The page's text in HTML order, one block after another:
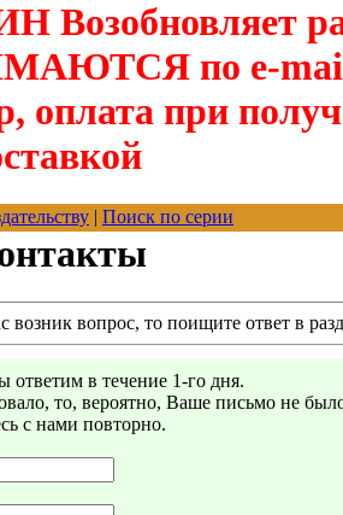
Возобновляет
по e-mail:
оплата при
| Поиск по серии
возник вопрос, то поищите ответ в
в течение 1-го дня.
то, вероятно, Ваше письмо не
с нами повторно.